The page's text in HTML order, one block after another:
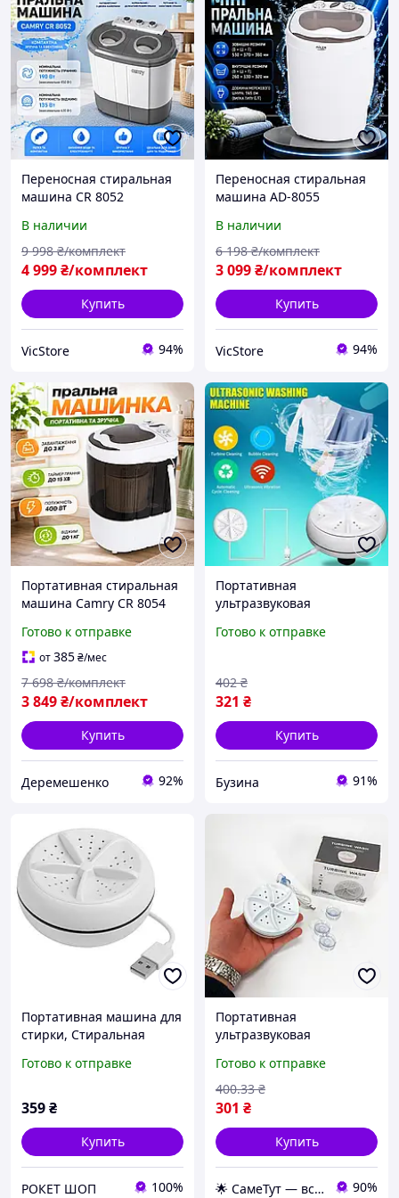
Переносная стиральная
машина CR 8052
машина для дома Мини
стирка Портативная
стилка 540 х 570 х 350 мм
В наличии
4 999₴/комплект
9 998 ₴/комплект
Купить
VicStore 94%
Переносная стиральная
машина AD-8055
машина для дома Мини
стирка Портативная
стилка 53 х 37 х 36 см
В наличии
3 099₴/комплект
6 198 ₴/комплект
Купить
VicStore 94%
Портативная стиральная
машина Camry CR 8054
580 Вт Переносная стилка
для вещей до 3кг
Готово к отправке
от385₴/мес
3 849₴/комплект
7 698 ₴/комплект
Купить
Деремешенко 92%
Портативная
ультразвуковая
мини машинка для
Малогабаритная машина
buzyna
Готово к отправке
321 ₴
402 ₴
Купить
Бузина 91%
Портативная машина для
стирки, Стиральная
Мини стиральная
Готово к отправке
359₴
Купить
РОКЕТ ШОП 100%
Портативная
ультразвуковая
компактная для стирки
одежды в поездках
Готово к отправке
301 ₴
400.33 ₴
Купить
🌟 СамеТут — всё, что нужно, в одном месте 🌟 90%